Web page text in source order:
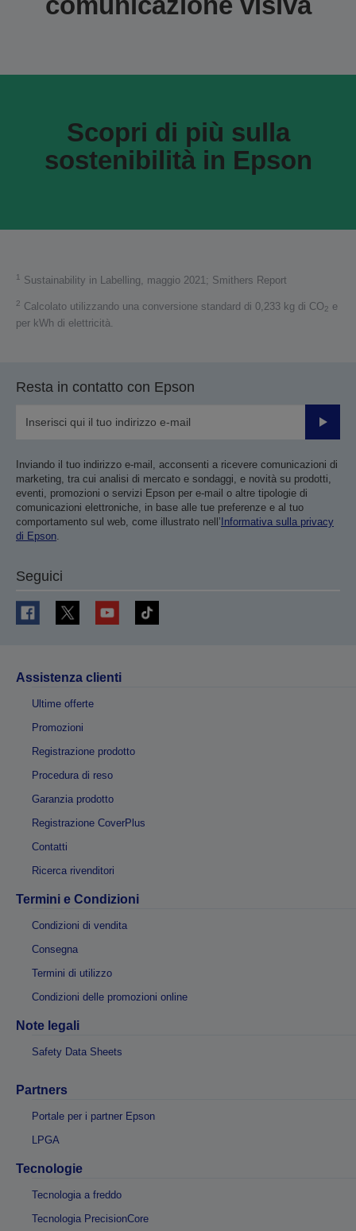
Scopri di più sulla
sostenibilità in Epson
1 Sustainability in Labelling, maggio 2021; Smithers Report
2 Calcolato utilizzando una conversione standard di 0,233 kg di CO2 e
per kWh di elettricità.
Resta in contatto con Epson
Invia
Inviando il tuo indirizzo e-mail, acconsenti a ricevere comunicazioni di
marketing, tra cui analisi di mercato e sondaggi, e novità su prodotti,
eventi, promozioni o servizi Epson per e-mail o altre tipologie di
comunicazioni elettroniche, in base alle tue preferenze e al tuo
comportamento sul web, come illustrato nell’ Informativa sulla privacy
di Epson.
Seguici
Assistenza clienti
Ultime offerte
Promozioni
Registrazione prodotto
Procedura di reso
Garanzia prodotto
Registrazione CoverPlus
Contatti
Ricerca rivenditori
Termini e Condizioni
Condizioni di vendita
Consegna
Termini di utilizzo
Condizioni delle promozioni online
Note legali
Safety Data Sheets
Partners
Portale per i partner Epson
LPGA
Tecnologie
Tecnologia a freddo
Tecnologia PrecisionCore